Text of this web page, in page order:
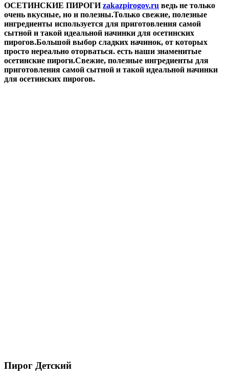
ОСЕТИНСКИЕ ПИРОГИzakazpirogov.ru ведь не только
очень вкусные, но и полезны.Только свежие, полезные
ингредиенты используется для приготовления самой
сытной и такой идеальной начинки для осетинских
пирогов.Большой выбор сладких начинок, от которых
просто нереально оторваться. есть наши знаменитые
осетинские пироги.Свежие, полезные ингредиенты для
приготовления самой сытной и такой идеальной начинки
для осетинских пирогов.
Пирог Детский